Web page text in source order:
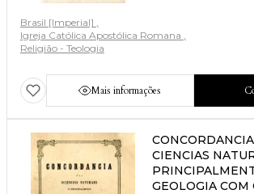
Brasil [Imperial]
Igreja Católica Apostólica Romana
Religião - Teologia
Mais informações
CIENCIAS
GEOLOGIA COM